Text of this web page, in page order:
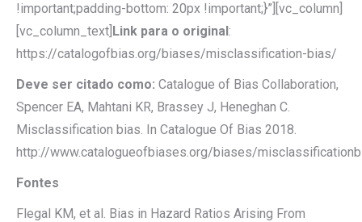
!important;padding-bottom: 20px !important;}”][vc_column]
[vc_column_text] Link para o original:
https://catalogofbias.org/biases/misclassification-bias/
Deve ser citado como: Catalogue of Bias Collaboration,
Spencer EA, Mahtani KR, Brassey J, Heneghan C.
Misclassification bias. In Catalogue Of Bias 2018.
http://www.catalogueofbiases.org/biases/
Fontes
Flegal KM, et al. Bias in Hazard Ratios Arising From